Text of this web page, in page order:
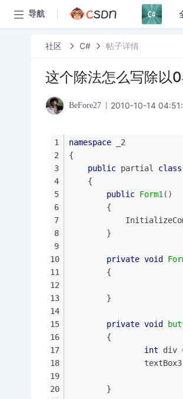
导航
社区 C# 帖子详情
这个除法怎么写除以
BeFore27 2010-10-14
namespace _2
{
public partial class
    {
public Form1 ()
        {
        }
private void
        {
        }
private void
        {
int div
        }